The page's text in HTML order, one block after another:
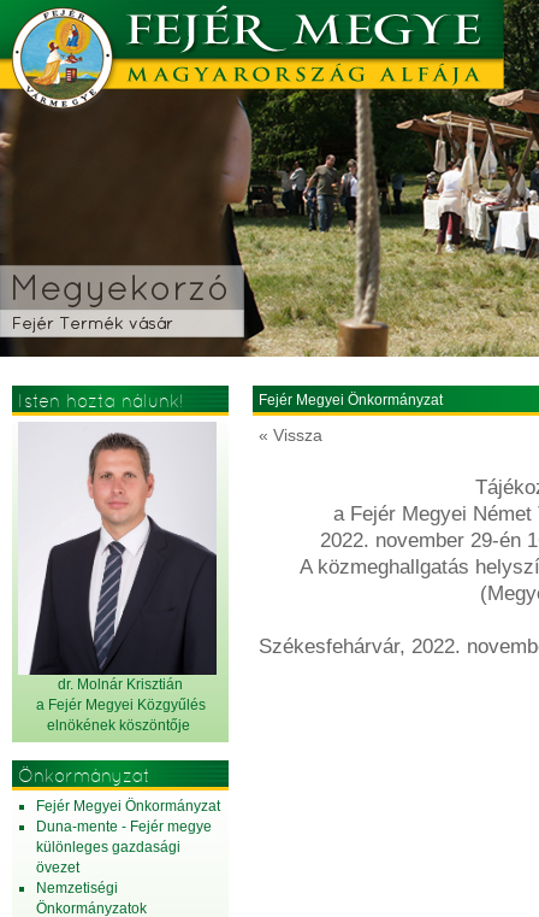
Isten hozta nálunk!
dr. Molnár Krisztián
a Fejér Megyei Közgyűlés
elnökének köszöntője
Önkormányzat
Fejér Megyei Önkormányzat
Duna-mente - Fejér megye
különleges gazdasági
övezet
Nemzetiségi
Önkormányzatok
Fejér Megyei Önkormányzat
« Vissza
a Fejér Megyei
2022. november 29-én
A közmeghallgatás
Székesfehárvár,